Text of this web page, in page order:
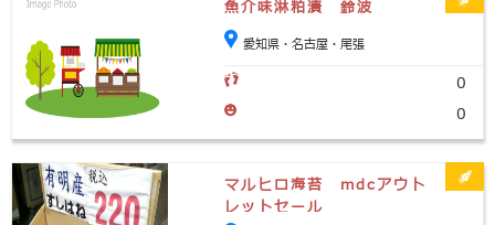
魚介味淋粕漬 鈴波
愛知県・名古屋・尾張
0
0
マルヒロ海苔 mdcアウト
レットセール